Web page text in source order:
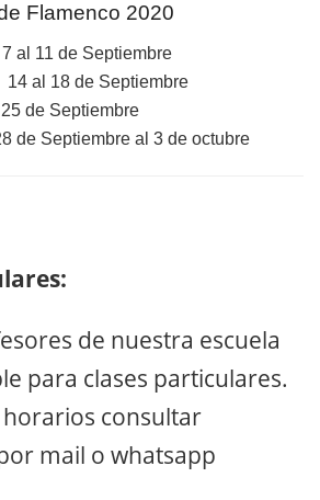
Flamenco 2020
al 11 de Septiembre
14 al 18 de Septiembre
de Septiembre
de Septiembre al 3 de octubre
de nuestra escuela
para clases particulares.
horarios consultar
mail o whatsapp